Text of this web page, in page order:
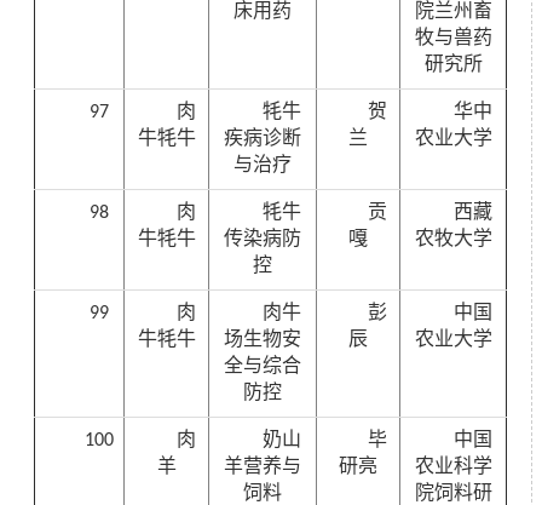
床用药
院兰州畜
牧与兽药
研究所
97
肉
牛牦牛
牦牛
疾病诊断
与治疗
贺
兰
华中
农业大学
98
肉
牛牦牛
牦牛
传染病防
控
贡
嘎
西藏
农牧大学
99
肉
牛牦牛
肉牛
场生物安
全与综合
防控
彭
辰
中国
农业大学
100
肉
羊
奶山
羊营养与
饲料
毕
研亮
中国
农业科学
院饲料研